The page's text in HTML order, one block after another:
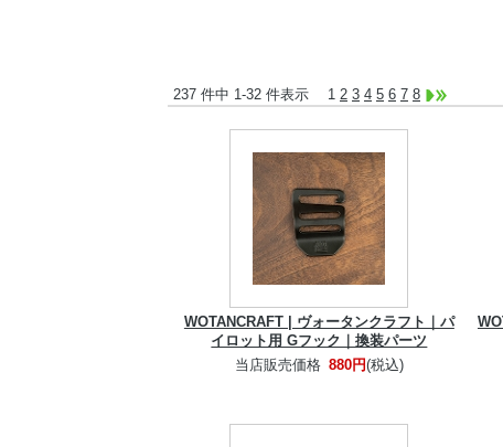
237 件中 1-32 件表示 1 2 3 4 5 6 7 8
WOTANCRAFT | ヴォータンクラフト｜パ
イロット用 Gフック｜換装パーツ
当店販売価格 880円(税込)